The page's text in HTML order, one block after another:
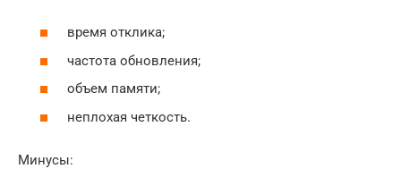
время отклика;
частота обновления;
объем памяти;
неплохая четкость.
Минусы: